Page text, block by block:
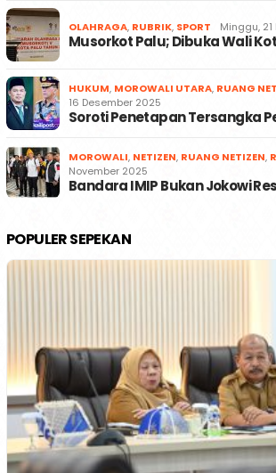
OLAHRAGA, RUBRIK, SPORT Minggu,
Musorkot Palu; Dibuka Wali
HUKUM, MOROWALI UTARA, RUANG
16 Desember 2025
Soroti Penetapan Tersangka
MOROWALI, NETIZEN, RUANG NETIZEN,
November 2025
Bandara IMIP Bukan Jokowi
POPULER SEPEKAN